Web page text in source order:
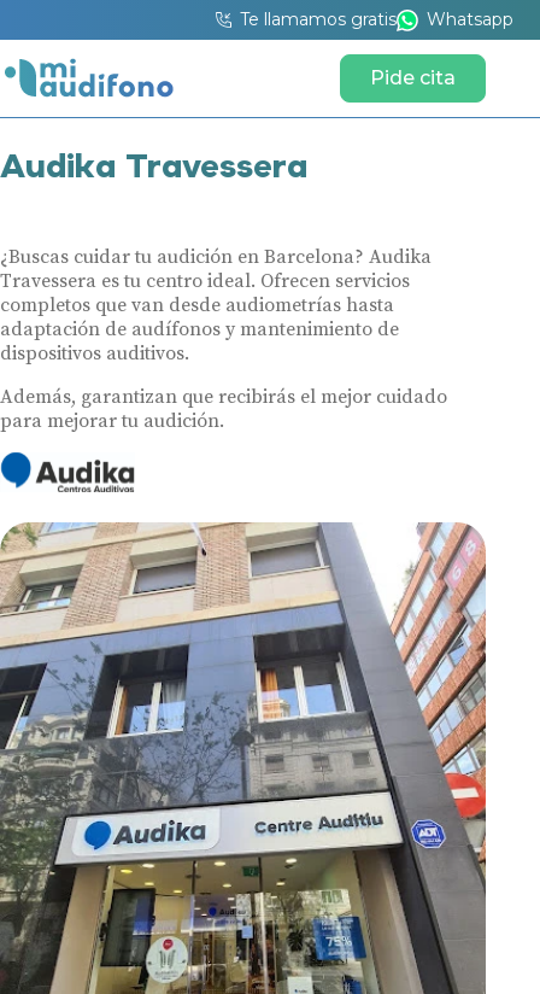
Te llamamos gratis Whatsapp
Pide cita
Audika Travessera
¿Buscas cuidar tu audición en Barcelona? Audika
Travessera es tu centro ideal. Ofrecen servicios
completos que van desde audiometrías hasta
adaptación de audífonos y mantenimiento de
dispositivos auditivos.
Además, garantizan que recibirás el mejor cuidado
para mejorar tu audición.